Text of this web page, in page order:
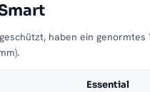
haben ein
Essential